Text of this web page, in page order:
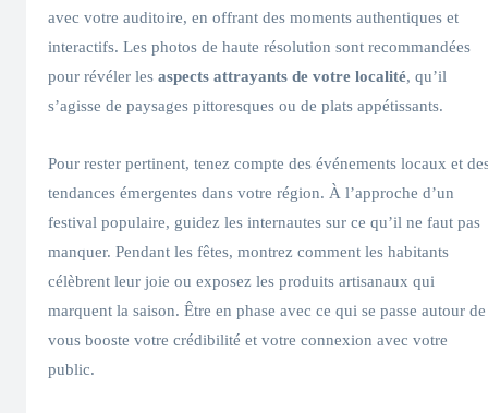
avec votre auditoire, en offrant des moments authentiques et
interactifs. Les photos de haute résolution sont recommandées
pour révéler les aspects attrayants de votre localité, qu’il
s’agisse de paysages pittoresques ou de plats appétissants.
Pour rester pertinent, tenez compte des événements locaux et
tendances émergentes dans votre région. À l’approche d’un
festival populaire, guidez les internautes sur ce qu’il ne faut pas
manquer. Pendant les fêtes, montrez comment les habitants
célèbrent leur joie ou exposez les produits artisanaux qui
marquent la saison. Être en phase avec ce qui se passe autour de
vous booste votre crédibilité et votre connexion avec votre
public.